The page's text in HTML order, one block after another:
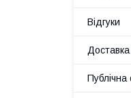
Відгуки